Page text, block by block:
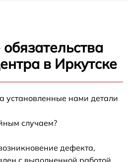
в Иркутске
установленные нами детали
случаем?
дефекта,
с выполненной работой